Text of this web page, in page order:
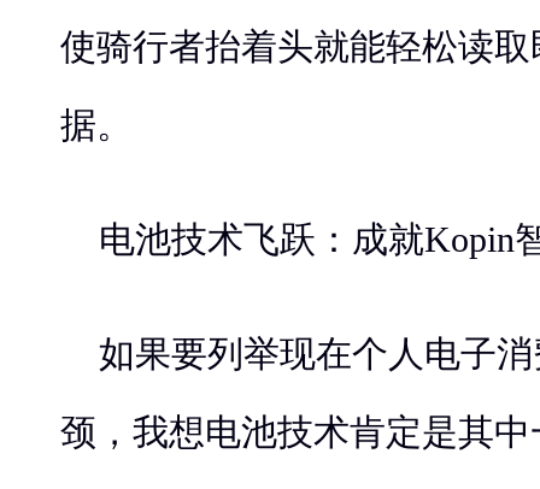
使骑行者抬着头就能轻松读
据。
电池技术飞跃：成就Kopin
如果要列举现在个人电子
颈，我想电池技术肯定是其